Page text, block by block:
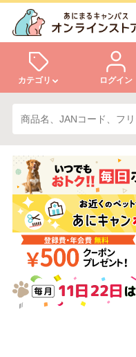
カテゴリ
犬
小動物・鳥
ドッグフード
美容・ケア用品
ログイン
ログイン
会員登録
あにまるキャンパスに
アフターサービス
商品リクエスト